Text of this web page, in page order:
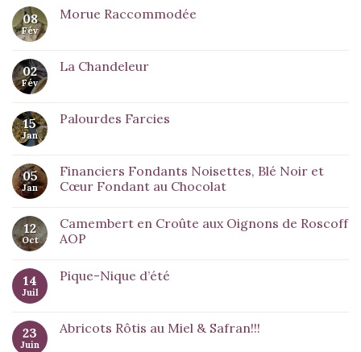
08
Fév
Morue Raccommodée
02
Fév
La Chandeleur
15
Jan
Palourdes Farcies
05
Jan
Financiers Fondants Noisettes, Blé Noir et
Cœur Fondant au Chocolat
12
Oct
Camembert en Croûte aux Oignons de Roscoff
AOP
14
Juil
Pique-Nique d’été
23
Juin
Abricots Rôtis au Miel & Safran!!!